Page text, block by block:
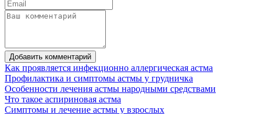
Добавить комментарий
Как проявляется инфекционно аллергическая астма
Профилактика и симптомы астмы у грудничка
Особенности лечения астмы народными средствами
Что такое аспириновая астма
Симптомы и лечение астмы у взрослых